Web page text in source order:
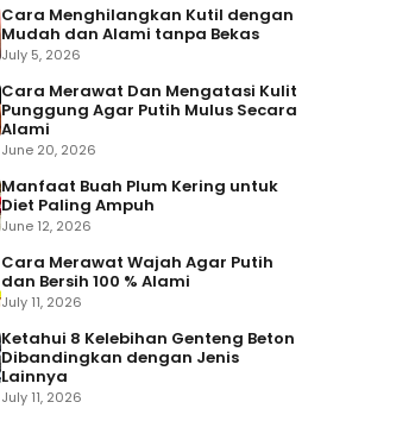
Cara Menghilangkan Kutil dengan
Mudah dan Alami tanpa Bekas
July 5, 2026
Cara Merawat Dan Mengatasi Kulit
Punggung Agar Putih Mulus Secara
Alami
June 20, 2026
Manfaat Buah Plum Kering untuk
Diet Paling Ampuh
June 12, 2026
Cara Merawat Wajah Agar Putih
dan Bersih 100 % Alami
July 11, 2026
Ketahui 8 Kelebihan Genteng Beton
Dibandingkan dengan Jenis
Lainnya
July 11, 2026